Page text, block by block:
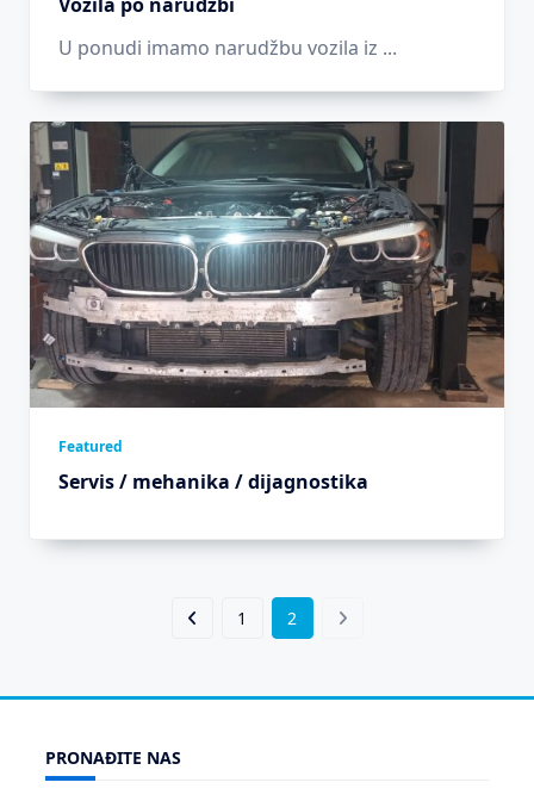
U ponudi imamo narudžbu vozila iz ...
Featured
Servis / mehanika / dijagnostika
1 2
PRONAĐITE NAS